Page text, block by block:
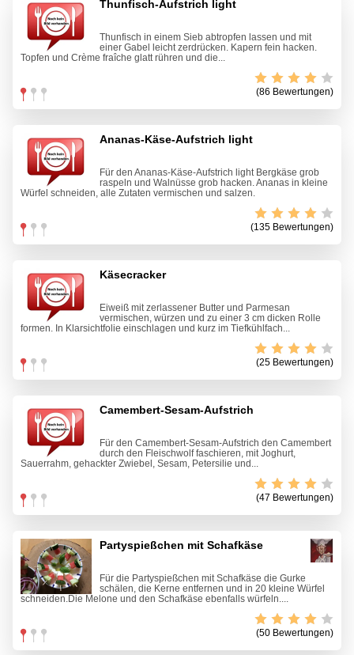
Thunfisch-Aufstrich light
Thunfisch in einem Sieb abtropfen lassen und mit
einer Gabel leicht zerdrücken. Kapern fein hacken.
Topfen und Crème fraîche glatt rühren und die...
(86 Bewertungen)
Ananas-Käse-Aufstrich light
Für den Ananas-Käse-Aufstrich light Bergkäse grob
raspeln und Walnüsse grob hacken. Ananas in kleine
Würfel schneiden, alle Zutaten vermischen und salzen.
(135 Bewertungen)
Käsecracker
Eiweiß mit zerlassener Butter und Parmesan
vermischen, würzen und zu einer 3 cm dicken Rolle
formen. In Klarsichtfolie einschlagen und kurz im Tiefkühlfach...
(25 Bewertungen)
Camembert-Sesam-Aufstrich
Für den Camembert-Sesam-Aufstrich den Camembert
durch den Fleischwolf faschieren, mit Joghurt,
Sauerrahm, gehackter Zwiebel, Sesam, Petersilie und...
(47 Bewertungen)
Partyspießchen mit Schafkäse
Für die Partyspießchen mit Schafkäse die Gurke
schälen, die Kerne entfernen und in 20 kleine Würfel
schneiden.Die Melone und den Schafkäse ebenfalls würfeln....
(50 Bewertungen)